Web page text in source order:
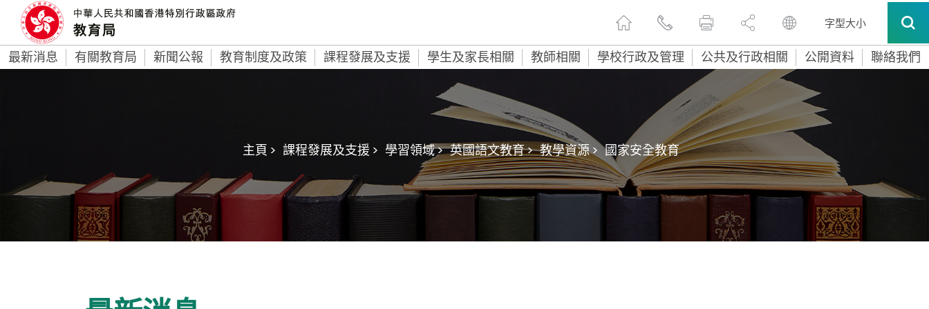
字型大小
最新消息 有關教育局 新聞公報 教育制度及政策 課程發展及支援 學生及家長相關 教師相關 學校行政及管理 公共及行政相關 公開資料 聯絡我們
主頁 > 課程發展及支援 > 學習領域 > 英國語文教育 > 教學資源 > 國家安全教育